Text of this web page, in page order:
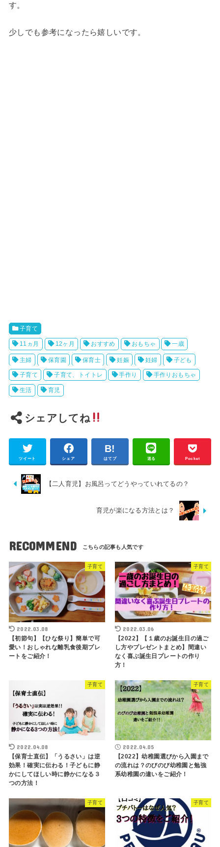
す。
少しでも参考になったら嬉しいです。
子育て
11ヵ月 12ヶ月 おすすめ おもちゃ 一歳
主婦 保育園 保育士 妊娠 妊婦 子ども
子育て 子育て、トイトレ 手作り 手作りおもちゃ
生活 育児
シェアしてね
ツイート シェア はてブ 送る Pocket
【二人育児】お風呂ってどうやっていれてるの？
育児が楽になる方法とは？
RECOMMEND
子育て
2022.03.08
【初節句】【ひな祭り】簡単で可
愛い！おしゃれな離乳食後期プレ
ートをご紹介！
子育て
2022.03.06
【2022】【１歳のお誕生日の過ご
し方やプレゼントまとめ】間違い
なく喜ぶ誕生日プレートの作り
方！
子育て
2022.04.08
【保育士直伝】「うるさい」は逆
効果！確実に伝わる！子どもに静
かにしてほしい時に静かになる３
つの方法！
子育て
2022.04.05
【2022】幼稚園選びから入園まで
の流れは？のびのび幼稚園と勉強
系幼稚園の違いをご紹介！
子育て 子育て